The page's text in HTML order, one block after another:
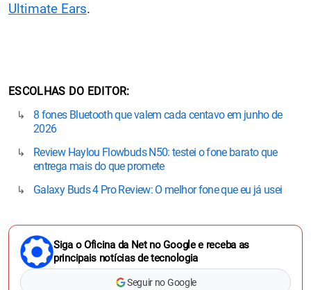
Ultimate Ears.
ESCOLHAS DO EDITOR
8 fones Bluetooth que valem cada centavo em junho de
2026
Review Haylou Flowbuds N50: testei o fone barato que
entrega mais do que promete
Galaxy Buds 4 Pro Review: O melhor fone que eu já usei
Siga o Oficina da Net no Google e receba as
principais notícias de tecnologia
Seguir no Google